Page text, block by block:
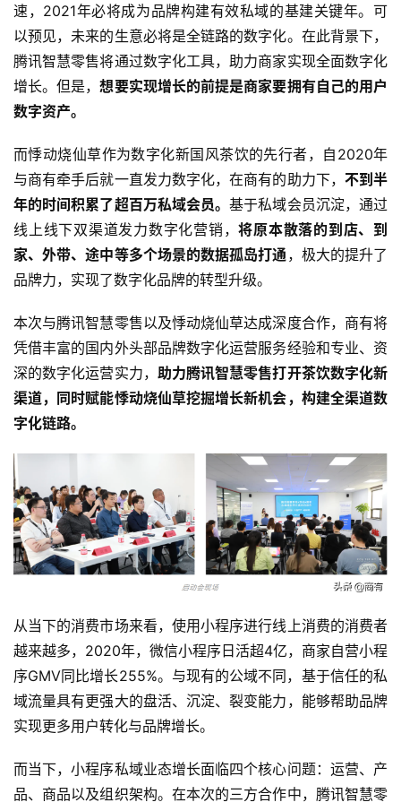
页
速，2021年必将成为品牌构建有效私域的基建关键年。可
以预见，未来的生意必将是全链路的数字化。在此背景下，
腾讯智慧零售将通过数字化工具，助力商家实现全面数字化
增长。但是，想要实现增长的前提是商家要拥有自己的用户
数字资产。
而悸动烧仙草作为数字化新国风茶饮的先行者，自2020年
与商有牵手后就一直发力数字化，在商有的助力下， 不到半
年的时间积累了超百万私域会员。基于私域会员沉淀，通过
线上线下双渠道发力数字化营销，将原本散落的到店、到
家、外带、途中等多个场景的数据孤岛打通，极大的提升了
品牌力，实现了数字化品牌的转型升级。
本次与腾讯智慧零售以及悸动烧仙草达成深度合作，商有将
凭借丰富的国内外头部品牌数字化运营服务经验和专业、资
深的数字化运营实力， 助力腾讯智慧零售打开茶饮数字化新
渠道，同时赋能悸动烧仙草挖掘增长新机会，构建全渠道数
字化链路。
从当下的消费市场来看，使用小程序进行线上消费的消费者
越来越多，2020年，微信小程序日活超4亿，商家自营小程
序GMV同比增长255%。与现有的公域不同，基于信任的私
域流量具有更强大的盘活、沉淀、裂变能力，能够帮助品牌
实现更多用户转化与品牌增长。
而当下，小程序私域业态增长面临四个核心问题：运营、产
品、商品以及组织架构。在本次的三方合作中，腾讯智慧零